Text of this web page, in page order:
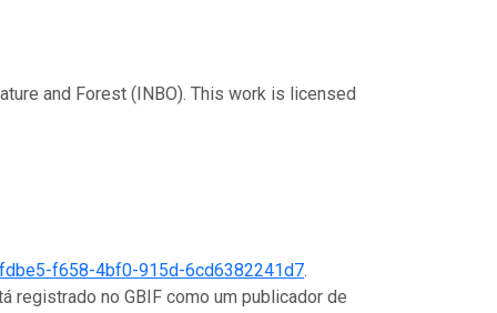
and Forest (INBO). This work is licensed
f658-4bf0-915d-6cd6382241d7.
registrado no GBIF como um publicador de